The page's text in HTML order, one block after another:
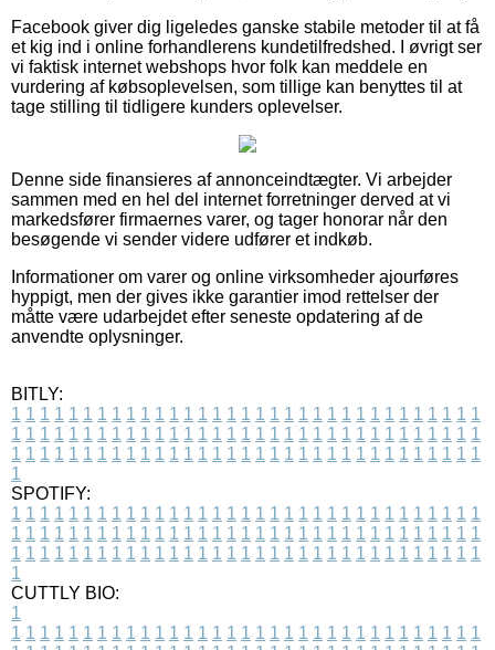
Facebook giver dig ligeledes ganske stabile metoder til at få
et kig ind i online forhandlerens kundetilfredshed. I øvrigt ser
vi faktisk internet webshops hvor folk kan meddele en
vurdering af købsoplevelsen, som tillige kan benyttes til at
tage stilling til tidligere kunders oplevelser.
Denne side finansieres af annonceindtægter. Vi arbejder
sammen med en hel del internet forretninger derved at vi
markedsfører firmaernes varer, og tager honorar når den
besøgende vi sender videre udfører et indkøb.
Informationer om varer og online virksomheder ajourføres
hyppigt, men der gives ikke garantier imod rettelser der
måtte være udarbejdet efter seneste opdatering af de
anvendte oplysninger.
BITLY:
1 1 1 1 1 1 1 1 1 1 1 1 1 1 1 1 1 1 1 1 1 1 1 1 1 1 1 1 1 1 1 1 1
1 1 1 1 1 1 1 1 1 1 1 1 1 1 1 1 1 1 1 1 1 1 1 1 1 1 1 1 1 1 1 1 1
1 1 1 1 1 1 1 1 1 1 1 1 1 1 1 1 1 1 1 1 1 1 1 1 1 1 1 1 1 1 1 1 1
1
SPOTIFY:
1 1 1 1 1 1 1 1 1 1 1 1 1 1 1 1 1 1 1 1 1 1 1 1 1 1 1 1 1 1 1 1 1
1 1 1 1 1 1 1 1 1 1 1 1 1 1 1 1 1 1 1 1 1 1 1 1 1 1 1 1 1 1 1 1 1
1 1 1 1 1 1 1 1 1 1 1 1 1 1 1 1 1 1 1 1 1 1 1 1 1 1 1 1 1 1 1 1 1
1
CUTTLY BIO:
1
1 1 1 1 1 1 1 1 1 1 1 1 1 1 1 1 1 1 1 1 1 1 1 1 1 1 1 1 1 1 1 1 1